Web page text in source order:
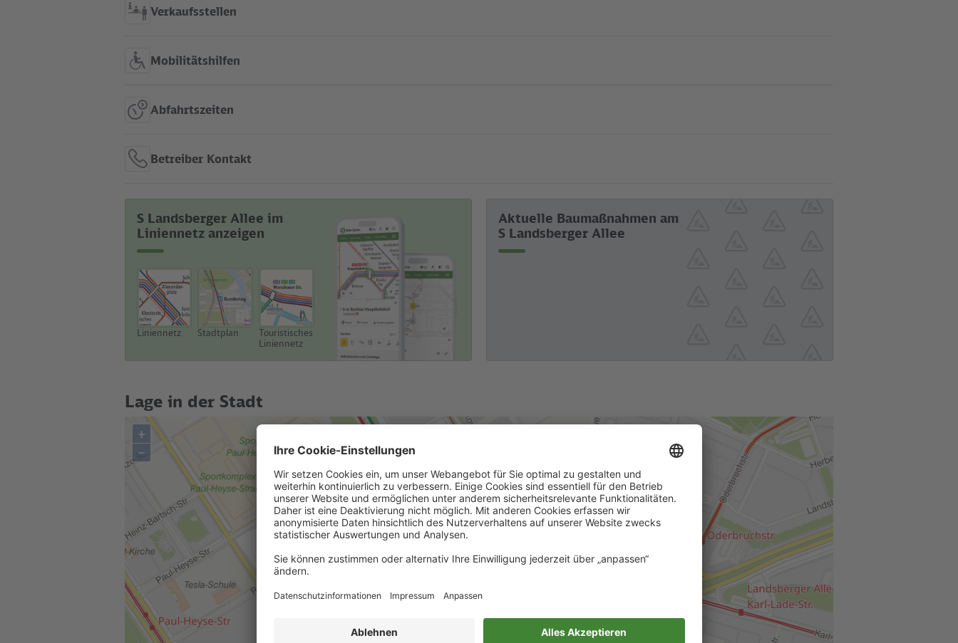
Verkaufsstellen
Mobilitätshilfen
Abfahrtszeiten
Betreiber Kontakt
S Landsberger Allee im
Liniennetz anzeigen
Liniennetz Stadtplan
Touristisches
Liniennetz
Aktuelle Baumaßnahmen am
S Landsberger Allee
Lage in der Stadt
+
–